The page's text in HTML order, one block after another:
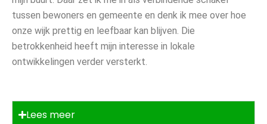
tussen bewoners en gemeente en denk ik mee over hoe
onze wijk prettig en leefbaar kan blijven. Die
betrokkenheid heeft mijn interesse in lokale
ontwikkelingen verder versterkt.
Lees meer